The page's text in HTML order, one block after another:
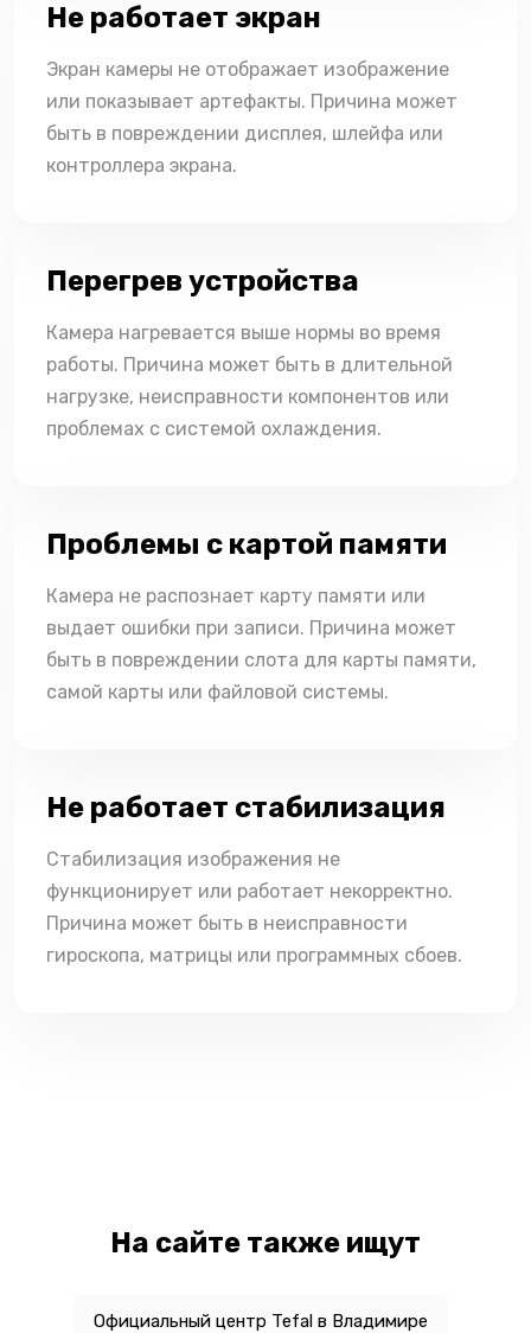
Не работает экран
Экран камеры не отображает изображение
или показывает артефакты. Причина может
быть в повреждении дисплея, шлейфа или
контроллера экрана.
Перегрев устройства
Камера нагревается выше нормы во время
работы. Причина может быть в длительной
нагрузке, неисправности компонентов или
проблемах с системой охлаждения.
Проблемы с картой памяти
Камера не распознает карту памяти или
выдает ошибки при записи. Причина может
быть в повреждении слота для карты памяти,
самой карты или файловой системы.
Не работает стабилизация
Стабилизация изображения не
функционирует или работает некорректно.
Причина может быть в неисправности
гироскопа, матрицы или программных сбоев.
На сайте также ищут
Официальный центр Tefal в Владимире